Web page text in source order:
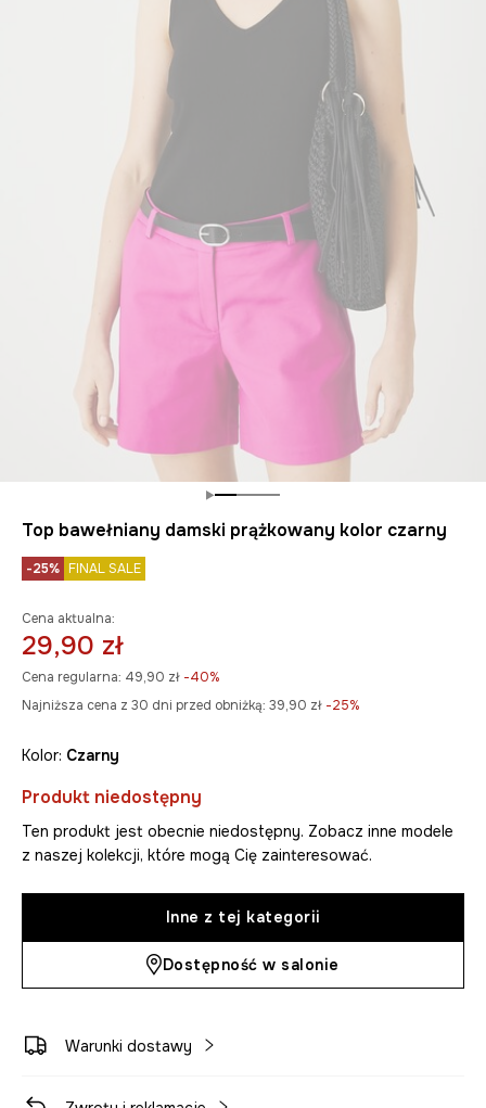
Top bawełniany damski prążkowany kolor czarny
-25% FINAL SALE
Cena aktualna:
29,90 zł
Cena regularna: 49,90 zł -40%
Najniższa cena z 30 dni przed obniżką: 39,90 zł -25%
Kolor: czarny
Produkt niedostępny
Ten produkt jest obecnie niedostępny. Zobacz inne modele
z naszej kolekcji, które mogą Cię zainteresować.
Inne z tej kategorii
Dostępność w salonie
Warunki dostawy